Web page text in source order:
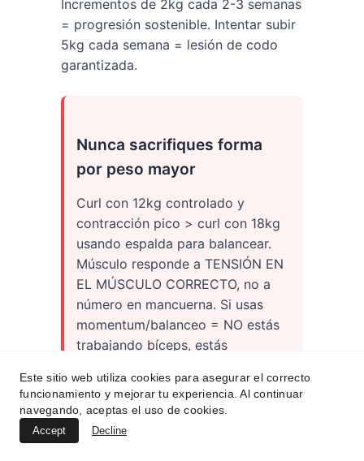
Este sitio web utiliza cookies para asegurar el correcto
funcionamiento y mejorar tu experiencia. Al continuar
navegando, aceptas el uso de cookies.
Accept Decline